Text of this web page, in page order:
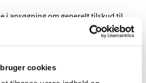
cookies
i ansøgning om generelt tilskud til
fået generelt tilskud.
i ansøgning om generelt tilskud til